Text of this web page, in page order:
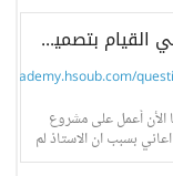
هل يجب علي القيام بتصميم واجهة الموقع لمشروع التخرج؟
academy.hsoub.com/
الأن أعمل على مشروع
بسبب ان الاستاذ لم
اعمل عليه فما هو